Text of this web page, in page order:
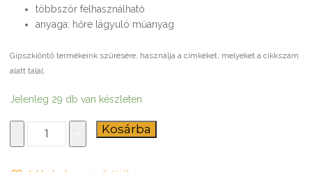
többször felhasználható
anyaga: hőre lágyuló műanyag
Gipszkiöntő termékeink szűrésére, használja a címkéket, melyeket a cikkszám
alatt talál.
Jelenleg 29 db van készleten
Elefántok
Kosárba